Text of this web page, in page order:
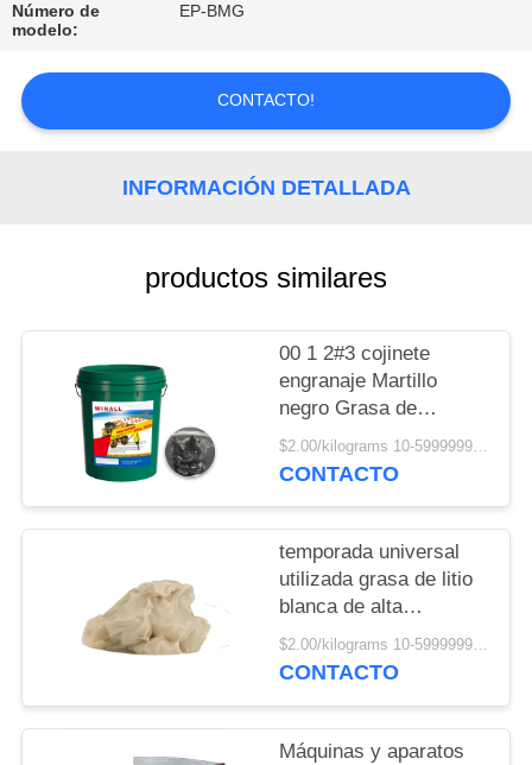
SOLICITAR
UNA
COTIZACIÓN
PRIVACY
POLICY
Número de
modelo:
EP-BMG
CONTACTO!
INFORMACIÓN DETALLADA
productos similares
00 1 2#3 cojinete
engranaje Martillo
negro Grasa de
disulfuro de molibdeno $2.00/kilograms 10-5999999 kilograms MOQ:10 kilogramos
CONTACTO
temporada universal
utilizada grasa de litio
blanca de alta
temperatura estándar
nacional
$2.00/kilograms 10-5999999 kilograms MOQ:10 kilogramos
CONTACTO
Máquinas y aparatos